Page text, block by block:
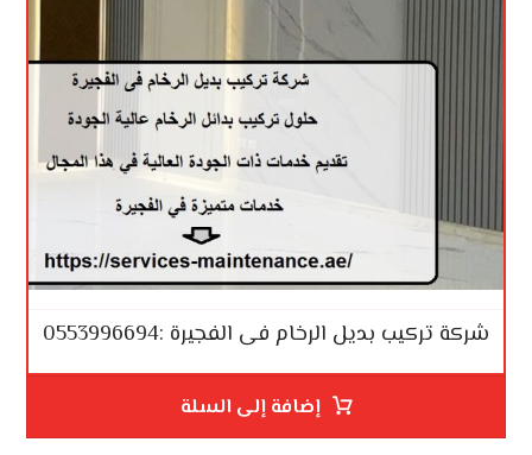
شركة تركيب بديل الرخام فى الفجيرة :0553996694
إضافة إلى السلة